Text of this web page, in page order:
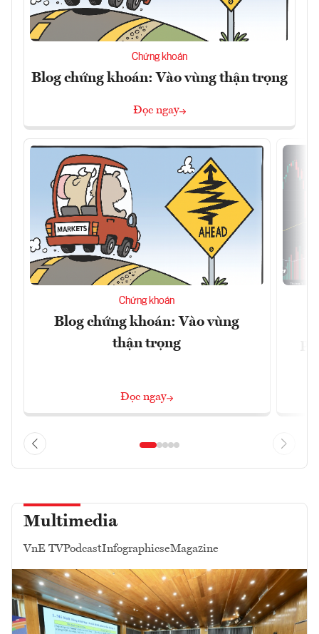
Chứng khoán
Blog chứng khoán: Vào vùng thận trọng
Đọc ngay
Chứng khoán
Blog chứng khoán: Vào vùng
thận trọng
Đọc ngay
Multimedia
VnE TVPodcastInfographicseMagazine